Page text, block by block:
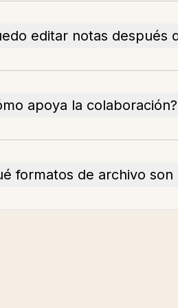
editar notas después
apoya la colaboración?
formatos de archivo